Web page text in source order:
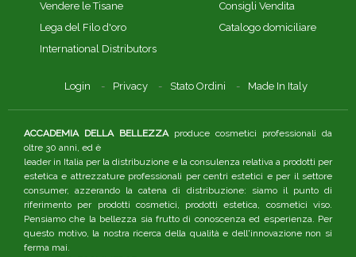
Vendere le Tisane
Lega del Filo d'oro
International Distributors
Consigli Vendita
Catalogo domiciliare
Login Privacy Stato Ordini Made In Italy
ACCADEMIA DELLA BELLEZZAproduce cosmetici professionali da
oltre 30 anni, ed è
leader in Italia per la distribuzione e la consulenza relativa a prodotti per
estetica e attrezzature professionali per centri estetici e per il settore
consumer, azzerando la catena di distribuzione: siamo il punto di
riferimento per prodotti cosmetici, prodotti estetica, cosmetici viso.
Pensiamo che la bellezza sia frutto di conoscenza ed esperienza. Per
questo motivo, la nostra ricerca della qualità e dell'innovazione non si
ferma mai.